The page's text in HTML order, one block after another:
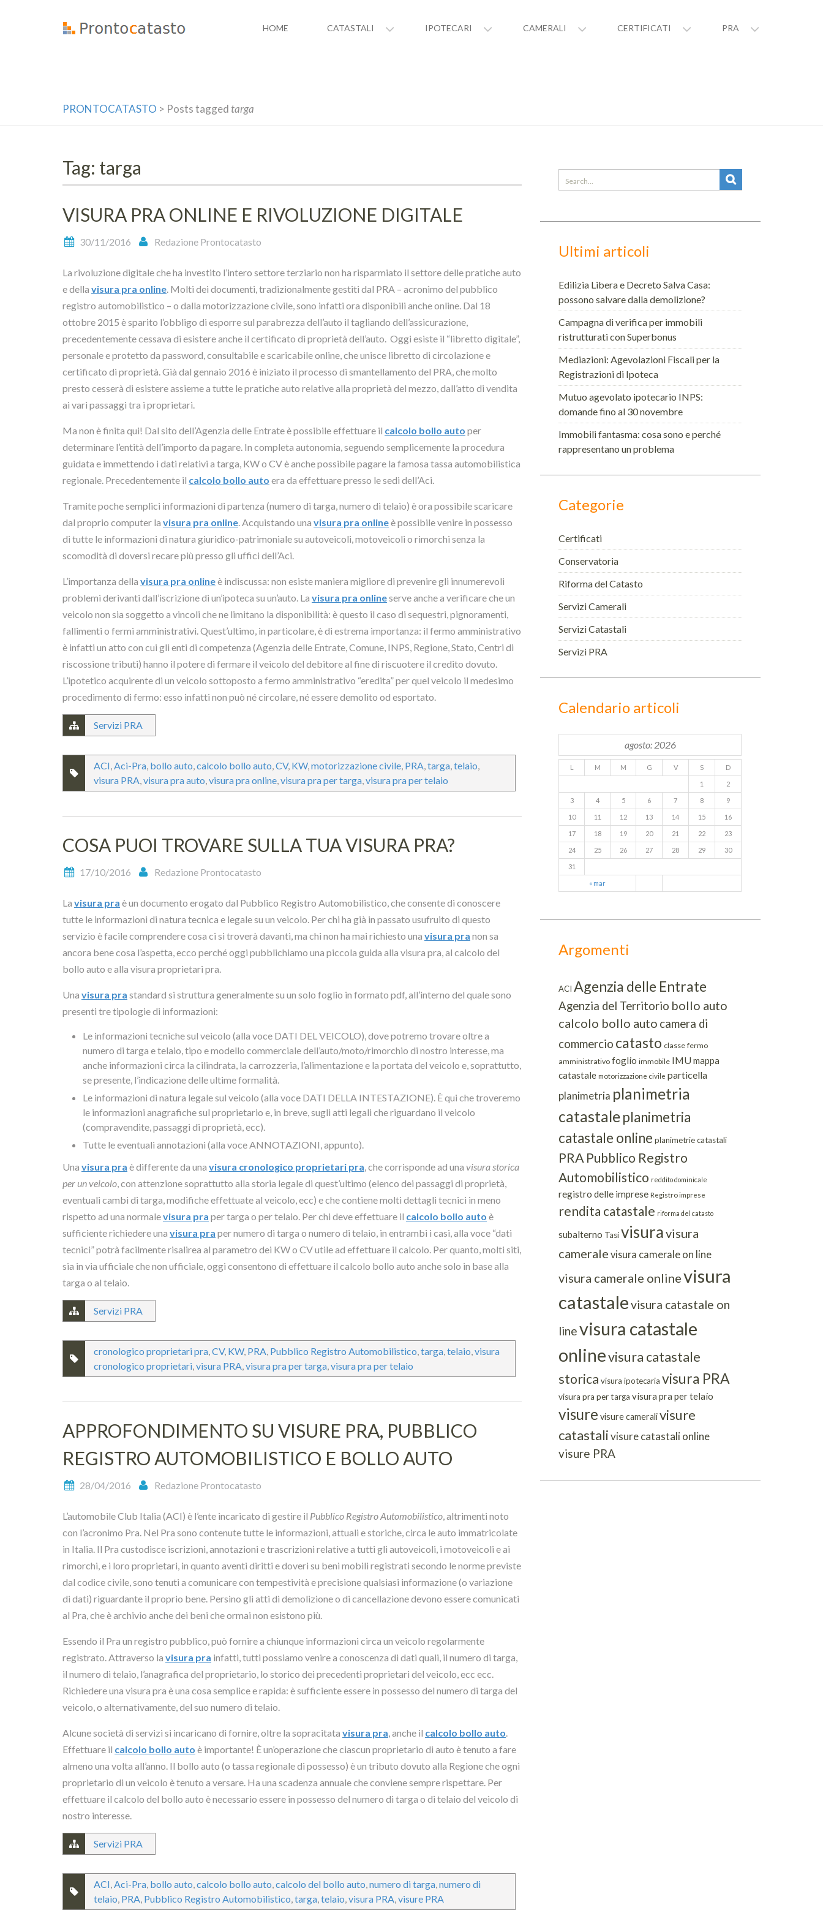
HOME CATASTALI IPOTECARI CAMERALI CERTIFICATI PRA
PRONTOCATASTO > Posts tagged targa
Tag: targa
VISURA PRA ONLINE E RIVOLUZIONE DIGITALE
30/11/2016 Redazione Prontocatasto
La rivoluzione digitale che ha investito l’intero settore terziario non ha risparmiato il settore delle pratiche auto
e della visura pra online. Molti dei documenti, tradizionalmente gestiti dal PRA – acronimo del pubblico
registro automobilistico – o dalla motorizzazione civile, sono infatti ora disponibili anche online. Dal 18
ottobre 2015 è sparito l’obbligo di esporre sul parabrezza dell’auto il tagliando dell’assicurazione,
precedentemente cessava di esistere anche il certificato di proprietà dell’auto. Oggi esiste il “libretto digitale”,
personale e protetto da password, consultabile e scaricabile online, che unisce libretto di circolazione e
certificato di proprietà. Già dal gennaio 2016 è iniziato il processo di smantellamento del PRA, che molto
presto cesserà di esistere assieme a tutte le pratiche auto relative alla proprietà del mezzo, dall’atto di vendita
ai vari passaggi tra i proprietari.
Ma non è finita qui! Dal sito dell’Agenzia delle Entrate è possibile effettuare il calcolo bollo auto per
determinare l’entità dell’importo da pagare. In completa autonomia, seguendo semplicemente la procedura
guidata e immettendo i dati relativi a targa, KW o CV è anche possibile pagare la famosa tassa automobilistica
regionale. Precedentemente il calcolo bollo auto era da effettuare presso le sedi dell’Aci.
Tramite poche semplici informazioni di partenza (numero di targa, numero di telaio) è ora possibile scaricare
dal proprio computer la visura pra online. Acquistando una visura pra onlineè possibile venire in possesso
di tutte le informazioni di natura giuridico-patrimoniale su autoveicoli, motoveicoli o rimorchi senza la
scomodità di doversi recare più presso gli uffici dell’Aci.
L’importanza della visura pra onlineè indiscussa: non esiste maniera migliore di prevenire gli innumerevoli
problemi derivanti dall’iscrizione di un’ipoteca su un’auto. La visura pra onlineserve anche a verificare che un
veicolo non sia soggetto a vincoli che ne limitano la disponibilità: è questo il caso di sequestri, pignoramenti,
fallimenti o fermi amministrativi. Quest’ultimo, in particolare, è di estrema importanza: il fermo amministrativo
è infatti un atto con cui gli enti di competenza (Agenzia delle Entrate, Comune, INPS, Regione, Stato, Centri di
riscossione tributi) hanno il potere di fermare il veicolo del debitore al fine di riscuotere il credito dovuto.
L’ipotetico acquirente di un veicolo sottoposto a fermo amministrativo “eredita” per quel veicolo il medesimo
procedimento di fermo: esso infatti non può né circolare, né essere demolito od esportato.
Servizi PRA
ACI,Aci-Pra, bollo auto,calcolo bollo auto,CV, KW,motorizzazione civile, PRA,targa,telaio,
visura PRA,visura pra auto,visura pra online,visura pra per targa,visura pra per telaio
COSA PUOI TROVARE SULLA TUA VISURA PRA?
17/10/2016 Redazione Prontocatasto
La visura pra è un documento erogato dal Pubblico Registro Automobilistico, che consente di conoscere
tutte le informazioni di natura tecnica e legale su un veicolo. Per chi ha già in passato usufruito di questo
servizio è facile comprendere cosa ci si troverà davanti, ma chi non ha mai richiesto una visura pra non sa
ancora bene cosa l’aspetta, ecco perché oggi pubblichiamo una piccola guida alla visura pra, al calcolo del
bollo auto e alla visura proprietari pra.
Una visura pra standard si struttura generalmente su un solo foglio in formato pdf, all’interno del quale sono
presenti tre tipologie di informazioni:
Le informazioni tecniche sul veicolo (alla voce DATI DEL VEICOLO), dove potremo trovare oltre a
numero di targa e telaio, tipo e modello commerciale dell’auto/moto/rimorchio di nostro interesse, ma
anche informazioni circa la cilindrata, la carrozzeria, l’alimentazione e la portata del veicolo e, soprattutto,
se presente, l’indicazione delle ultime formalità.
Le informazioni di natura legale sul veicolo (alla voce DATI DELLA INTESTAZIONE). È qui che troveremo
le informazioni anagrafiche sul proprietario e, in breve, sugli atti legali che riguardano il veicolo
(compravendite, passaggi di proprietà, ecc).
Tutte le eventuali annotazioni (alla voce ANNOTAZIONI, appunto).
Una visura pra è differente da una visura cronologico proprietari pra, che corrisponde ad una visura storica
per un veicolo, con attenzione soprattutto alla storia legale di quest’ultimo (elenco dei passaggi di proprietà,
eventuali cambi di targa, modifiche effettuate al veicolo, ecc) e che contiene molti dettagli tecnici in meno
rispetto ad una normalevisura pra per targa o per telaio. Per chi deve effettuare il calcolo bollo auto è
sufficiente richiedere una visura pra per numero di targa o numero di telaio, in entrambi i casi, alla voce “dati
tecnici” potrà facilmente risalirea al parametro dei KW o CV utile ad effettuare il calcolo. Per quanto, molti siti,
sia in via ufficiale che non ufficiale, oggi consentono di effettuare il calcolo bollo auto anche solo in base alla
targa o al telaio.
Servizi PRA
cronologico proprietari pra,CV, KW, PRA, Pubblico Registro Automobilistico,targa,telaio,visura
cronologico proprietari,visura PRA,visura pra per targa,visura pra per telaio
APPROFONDIMENTO SU VISURE PRA, PUBBLICO
REGISTRO AUTOMOBILISTICO E BOLLO AUTO
28/04/2016 Redazione Prontocatasto
L’automobile Club Italia (ACI) è l’ente incaricato di gestire il Pubblico Registro Automobilistico, altrimenti noto
con l’acronimo Pra. Nel Pra sono contenute tutte le informazioni, attuali e storiche, circa le auto immatricolate
in Italia. Il Pra custodisce iscrizioni, annotazioni e trascrizioni relative a tutti gli autoveicoli, i motoveicoli e ai
rimorchi, e i loro proprietari, in quanto aventi diritti e doveri su beni mobili registrati secondo le norme previste
dal codice civile, sono tenuti a comunicare con tempestività e precisione qualsiasi informazione (o variazione
di dati) riguardante il proprio bene. Persino gli atti di demolizione o di cancellazione devono essere comunicati
al Pra, che è archivio anche dei beni che ormai non esistono più.
Essendo il Pra un registro pubblico, può fornire a chiunque informazioni circa un veicolo regolarmente
registrato. Attraverso la visura pra infatti, tutti possiamo venire a conoscenza di dati quali, il numero di targa,
il numero di telaio, l’anagrafica del proprietario, lo storico dei precedenti proprietari del veicolo, ecc ecc.
Richiedere una visura pra è una cosa semplice e rapida: è sufficiente essere in possesso del numero di targa del
veicolo, o alternativamente, del suo numero di telaio.
Alcune società di servizi si incaricano di fornire, oltre la sopracitata visura pra, anche il calcolo bollo auto.
Effettuare il calcolo bollo auto è importante! È un’operazione che ciascun proprietario di auto è tenuto a fare
almeno una volta all’anno. Il bollo auto (o tassa regionale di possesso) è un tributo dovuto alla Regione che ogni
proprietario di un veicolo è tenuto a versare. Ha una scadenza annuale che conviene sempre rispettare. Per
effettuare il calcolo del bollo auto è necessario essere in possesso del numero di targa o di telaio del veicolo di
nostro interesse.
Servizi PRA
ACI,Aci-Pra, bollo auto,calcolo bollo auto,calcolo del bollo auto,numero di targa,numero di
telaio, PRA, Pubblico Registro Automobilistico,targa,telaio,visura PRA,visure PRA
Search
for:
Ultimi articoli
Edilizia Libera e Decreto Salva Casa:
possono salvare dalla demolizione?
Campagna di verifica per immobili
ristrutturati con Superbonus
Mediazioni: Agevolazioni Fiscali per la
Registrazioni di Ipoteca
Mutuo agevolato ipotecario INPS:
domande fino al 30 novembre
Immobili fantasma: cosa sono e perché
rappresentano un problema
Categorie
Certificati
Conservatoria
Riforma del Catasto
Servizi Camerali
Servizi Catastali
Servizi PRA
Calendario articoli
agosto: 2026
L M M G V S D
« mar
1 2
3 4 5 6 7 8 9
10 11 12 13 14 15 16
17 18 19 20 21 22 23
24 25 26 27 28 29 30
31
Argomenti
ACI Agenzia delle Entrate
Agenzia del Territorio bollo auto
calcolo bollo auto camera di
commercio catasto classe fermo
amministrativo foglio immobile IMUmappa
catastale motorizzazione civile particella
planimetria planimetria
catastaleplanimetria
catastale online planimetrie catastali
PRA Pubblico Registro
Automobilistico reddito dominicale
registro delle imprese Registro imprese
rendita catastale riforma del catasto
subalterno Tasivisuravisura
camerale visura camerale on line
visura camerale onlinevisura
catastalevisura catastale on
linevisura catastale
onlinevisura catastale
storica visura ipotecaria visura PRA
visura pra per targa visura pra per telaio
visure visure cameralivisure
catastalivisure catastali online
visure PRA